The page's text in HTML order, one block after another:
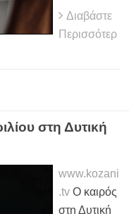
Διαβάστε
Περισσότερ
στη Δυτική
www.kozani
.tv Ο καιρός
στη Δυτική